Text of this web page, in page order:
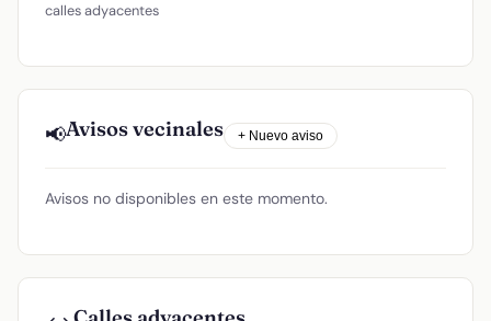
calles adyacentes
📢Avisos vecinales + Nuevo aviso
Avisos no disponibles en este momento.